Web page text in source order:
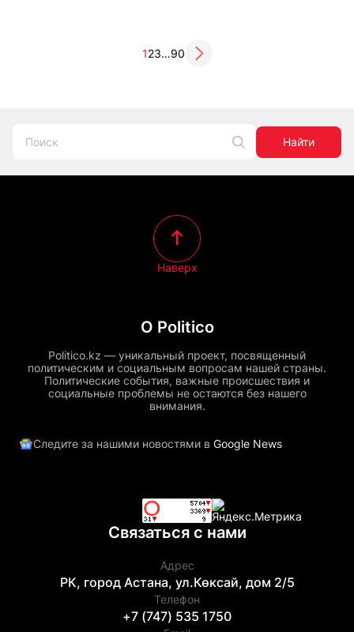
123…90
Найти
О Politico
Politico.kz — уникальный проект, посвященный
политическим и социальным вопросам нашей страны.
Политические события, важные происшествия и
социальные проблемы не остаются без нашего
внимания.
Следите за нашими новостями в Google News
Наверх
Связаться с нами
Адрес
РК, город Астана, ул.Көксай, дом 2/5
Телефон
+7 (747) 535 1750